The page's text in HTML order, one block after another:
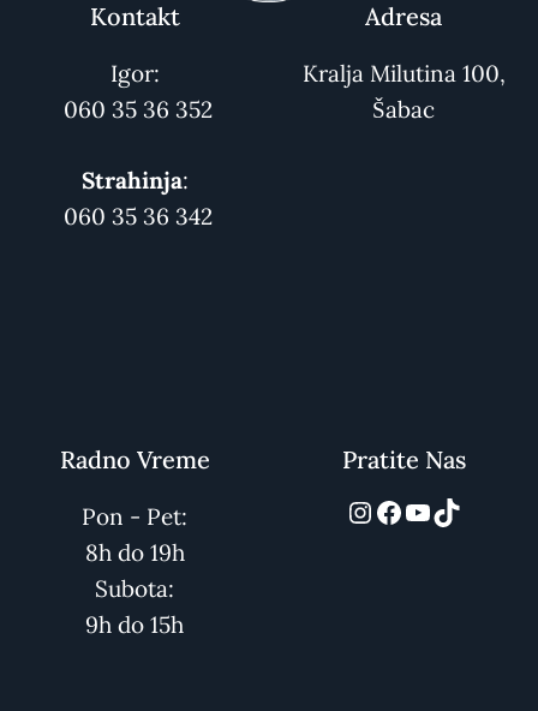
Kontakt
Igor:
060 35 36 352
Strahinja:
060 35 36 342
Adresa
Kralja Milutina 100,
Šabac
Radno Vreme
Pon - Pet:
8h do 19h
Subota:
9h do 15h
Pratite Nas
Facebook
YouTube
TikTok